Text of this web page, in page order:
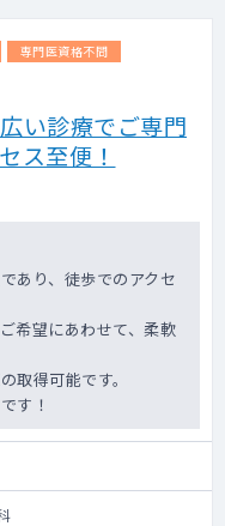
専門医資格不問
い診療でご専門
ス至便！
あり、徒歩でのアクセ
希望にあわせて、柔軟
取得可能です。
す！